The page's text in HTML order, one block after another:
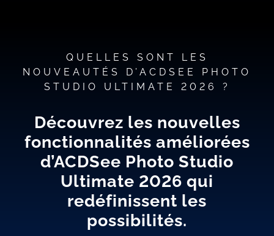
QUELLES SONT LES
NOUVEAUTÉS D’ACDSEE PHOTO
STUDIO ULTIMATE 2026 ?
Découvrez les nouvelles
fonctionnalités améliorées
d’ACDSee Photo Studio
Ultimate 2026 qui
redéfinissent les
possibilités.